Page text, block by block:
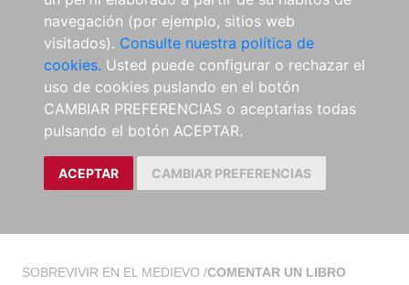
navegación (por ejemplo, sitios web
visitados). Consulte nuestra política de
cookies. Usted puede configurar o rechazar el
uso de cookies puslando en el botón
CAMBIAR PREFERENCIAS o aceptarlas todas
pulsando el botón ACEPTAR.
ACEPTAR CAMBIAR PREFERENCIAS
SOBREVIVIR EN EL MEDIEVO /COMENTAR UN LIBRO